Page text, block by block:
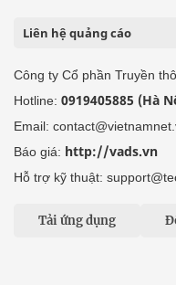
Liên hệ quảng cáo
Công ty Cổ phần Truyền
Hotline: 0919405885 (Hà
Email:
Báo giá: http://vads.vn
Hỗ trợ kỹ thuật:
Tải ứng dụng